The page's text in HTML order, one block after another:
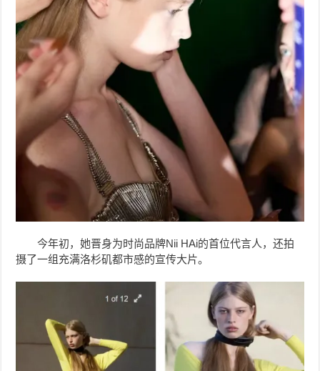
今年初，她晋身为时尚品牌Nii HAi的首位代言人，还拍
摄了一组充满洛杉矶都市感的宣传大片。